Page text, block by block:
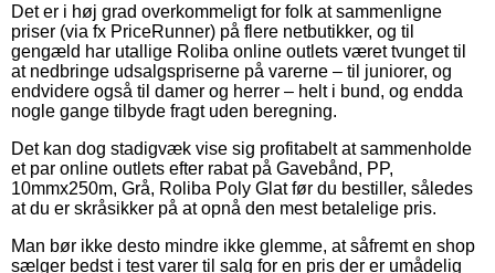
Det er i høj grad overkommeligt for folk at sammenligne
priser (via fx PriceRunner) på flere netbutikker, og til
gengæld har utallige Roliba online outlets været tvunget til
at nedbringe udsalgspriserne på varerne – til juniorer, og
endvidere også til damer og herrer – helt i bund, og endda
nogle gange tilbyde fragt uden beregning.
Det kan dog stadigvæk vise sig profitabelt at sammenholde
et par online outlets efter rabat på Gavebånd, PP,
10mmx250m, Grå, Roliba Poly Glat før du bestiller, således
at du er skråsikker på at opnå den mest betalelige pris.
Man bør ikke desto mindre ikke glemme, at såfremt en shop
sælger bedst i test varer til salg for en pris der er umådelig